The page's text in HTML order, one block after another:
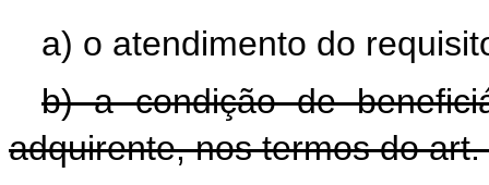
a) o atendimento do
b) a condição de
adquirente, nos termos do art.